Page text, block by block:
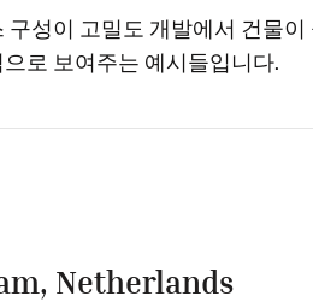
성이 고밀도 개발에서 건물
로 보여주는 예시들입니다.
Netherlands